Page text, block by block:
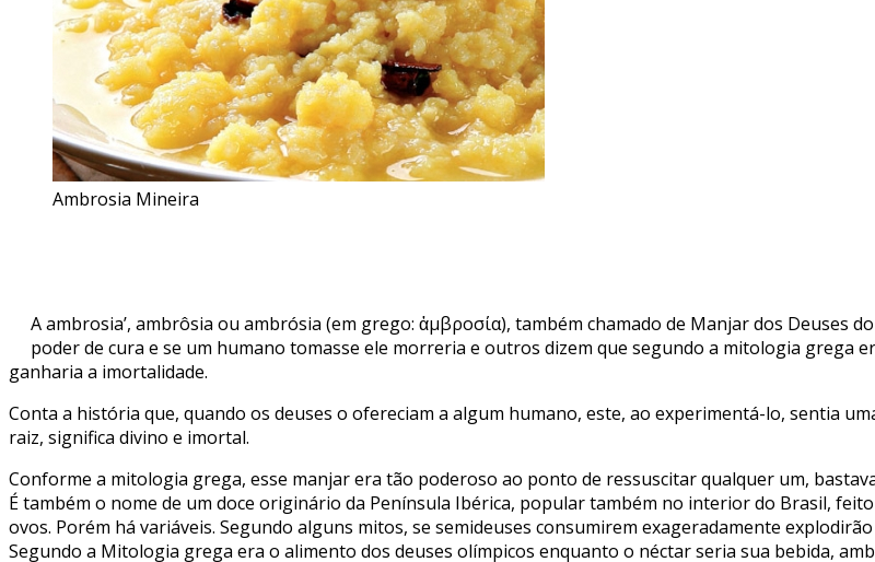
Ambrosia Mineira
A ambrosia’, ambrôsia ou ambrósia (em grego: ἀμβροσία), também chamado de Manjar dos Deuses
poder de cura e se um humano tomasse ele morreria e outros dizem que segundo a mitologia grega
ganharia a imortalidade.
Conta a história que, quando os deuses o ofereciam a algum humano, este, ao experimentá-lo, sentia
raiz, significa divino e imortal.
Conforme a mitologia grega, esse manjar era tão poderoso ao ponto de ressuscitar qualquer um,
É também o nome de um doce originário da Península Ibérica, popular também no interior do Brasil,
ovos. Porém há variáveis. Segundo alguns mitos, se semideuses consumirem exageradamente explodirão
Segundo a Mitologia grega era o alimento dos deuses olímpicos enquanto o néctar seria sua bebida,